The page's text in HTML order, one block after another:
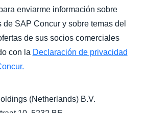
enviarme información sobre
de SAP Concur y sobre temas del
de sus socios comerciales
con la Declaración de privacidad
(Netherlands) B.V.